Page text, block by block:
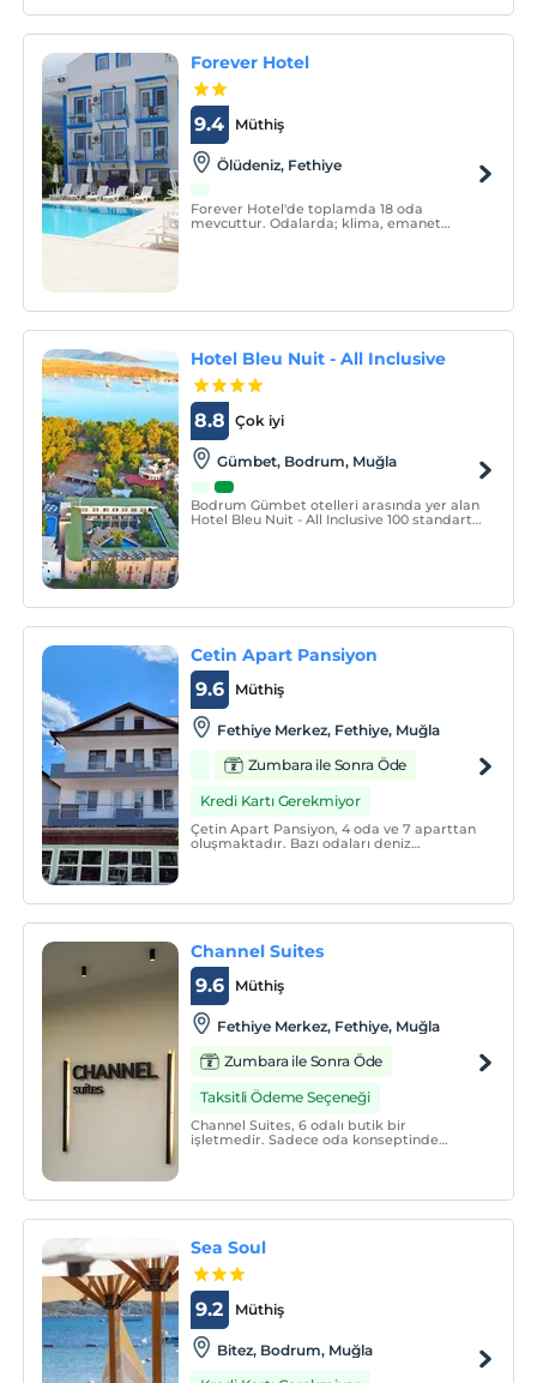
köşesine taşıyor. MGallery The Bodrum
Hotel Yalıkavak, Bodrum’un Yalıkavak
Forever Hotel
Müthiş
9.4
Ölüdeniz, Fethiye
Forever Hotel'de toplamda 18 oda
mevcuttur. Odalarda; klima, emanet
Hotel Bleu Nuit - All Inclusive
Çok iyi
8.8
Gümbet, Bodrum, Muğla
Bodrum Gümbet otelleri arasında yer alan
Hotel Bleu Nuit - All Inclusive 100 standart
Cetin Apart Pansiyon
Müthiş
9.6
Fethiye Merkez, Fethiye, Muğla
Zumbara ile Sonra Öde
Kredi Kartı Gerekmiyor
Çetin Apart Pansiyon, 4 oda ve 7 aparttan
oluşmaktadır. Bazı odaları deniz
Channel Suites
Müthiş
9.6
Fethiye Merkez, Fethiye, Muğla
Zumbara ile Sonra Öde
Taksitli Ödeme Seçeneği
Channel Suites, 6 odalı butik bir
işletmedir. Sadece oda konseptinde
Sea Soul
Müthiş
9.2
Bitez, Bodrum, Muğla